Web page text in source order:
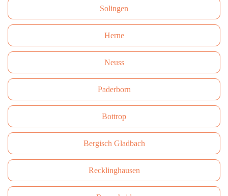
Solingen
Herne
Neuss
Paderborn
Bottrop
Bergisch Gladbach
Recklinghausen